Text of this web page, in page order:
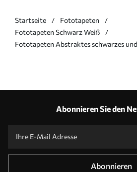
Startseite
Fototapeten
Fototapeten Schwarz Weiß
Fototapeten Abstraktes schwarzes
Abonnieren Sie den
Abonnieren